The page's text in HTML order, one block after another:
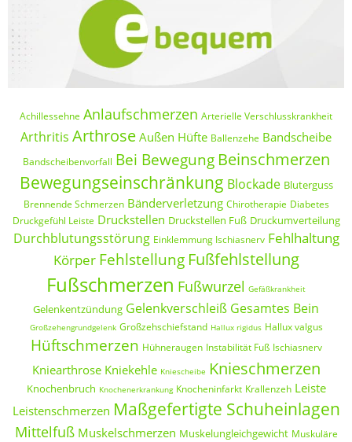
Achillessehne Anlaufschmerzen Arterielle Verschlusskrankheit
Arthritis Arthrose Außen Hüfte Ballenzehe Bandscheibe
Bandscheibenvorfall Bei Bewegung Beinschmerzen
Bewegungseinschränkung Blockade Bluterguss
Brennende Schmerzen Bänderverletzung Chirotherapie Diabetes
Druckgefühl Leiste Druckstellen Druckstellen Fuß Druckumverteilung
Durchblutungsstörung Einklemmung Ischiasnerv Fehlhaltung
Körper Fehlstellung Fußfehlstellung
Fußschmerzen Fußwurzel Gefäßkrankheit
Gelenkentzündung Gelenkverschleiß Gesamtes Bein
Großzehengrundgelenk Großzehschiefstand Hallux rigidus Hallux valgus
Hüftschmerzen Hühneraugen Instabilität Fuß Ischiasnerv
Kniearthrose Kniekehle Kniescheibe Knieschmerzen
Knochenbruch Knochenerkrankung Knocheninfarkt Krallenzeh Leiste
Leistenschmerzen Maßgefertigte Schuheinlagen
Mittelfuß Muskelschmerzen Muskelungleichgewicht Muskuläre